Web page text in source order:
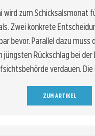
wird zum Schicksalsmonat
Zwei konkrete
bevor. Parallel dazu muss
jüngsten Rückschlag bei der
verdauen.
ZUM ARTIKEL